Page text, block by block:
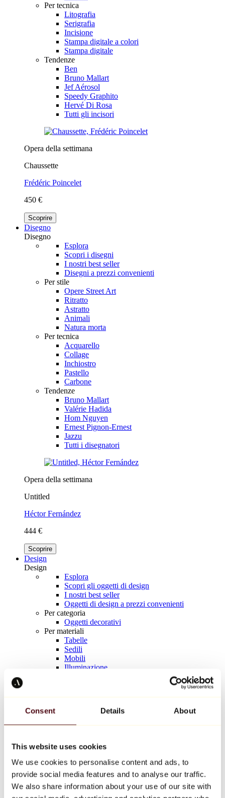
Consent Details About
This website uses cookies
We use cookies to personalise content and ads, to
provide social media features and to analyse our traffic.
We also share information about your use of our site with
Per tecnica
Litografia
Serigrafia
Incisione
Stampa digitale a colori
Stampa digitale
Tendenze
Ben
Bruno Mallart
Jef Aérosol
Speedy Graphito
Hervé Di Rosa
Tutti gli incisori
Opera della settimana
Chaussette
Frédéric Poincelet
450 €
Scoprire
Disegno
Disegno
Esplora
Scopri i disegni
I nostri best seller
Disegni a prezzi convenienti
Per stile
Opere Street Art
Ritratto
Astratto
Animali
Natura morta
Per tecnica
Acquarello
Collage
Inchiostro
Pastello
Carbone
Tendenze
Bruno Mallart
Valérie Hadida
Hom Nguyen
Ernest Pignon-Ernest
Jazzu
Tutti i disegnatori
Opera della settimana
Untitled
Héctor Fernández
444 €
Scoprire
Design
Design
Esplora
Scopri gli oggetti di design
I nostri best seller
Oggetti di design a prezzi convenienti
Per categoria
Oggetti decorativi
Per materiali
Tabelle
Sedili
Mobili
Illuminazione
Keith Haring
Tutti i designer
Opera della settimana